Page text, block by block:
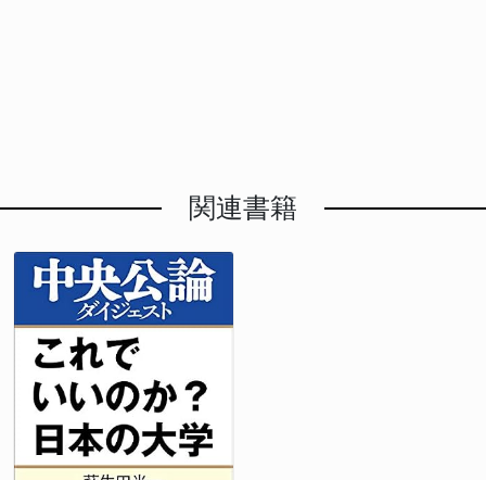
関連書籍